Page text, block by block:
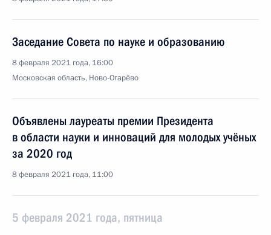
Заседание Совета по науке и образованию
8 февраля 2021 года, 16:00
Московская область, Ново-Огарёво
Объявлены лауреаты премии Президента
в области науки и инноваций для молодых учёных
за 2020 год
8 февраля 2021 года, 11:00
5 февраля 2021 года, пятница